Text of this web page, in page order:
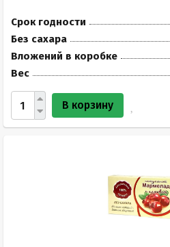
Срок годности
Без сахара
Вложений в коробке
Вес
В корзину